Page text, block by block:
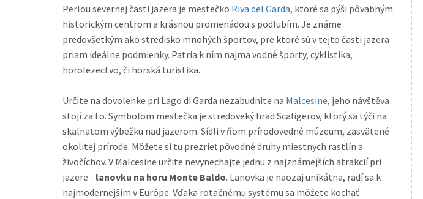
Perlou severnej časti jazera je mestečko Riva del Garda, ktoré sa pýši pôvabným
historickým centrom a krásnou promenádou s podlubím. Je známe
predovšetkým ako stredisko mnohých športov, pre ktoré sú v tejto časti jazera
priam ideálne podmienky. Patria k ním najmä vodné športy, cyklistika,
horolezectvo, či horská turistika.
Určite na dovolenke pri Lago di Garda nezabudnite na Malcesine, jeho návštěva
stojí za to. Symbolom mestečka je stredoveký hrad Scaligerov, ktorý sa týči na
skalnatom výbežku nad jazerom. Sídli v ňom prírodovedné múzeum, zasvätené
okolitej prírode. Môžete si tu prezrieť pôvodné druhy miestnych rastlín a
živočíchov. V Malcesine určite nevynechajte jednu z najznámejších atrakcií pri
jazere - lanovku na horu Monte Baldo. Lanovka je naozaj unikátna, radí sa k
najmodernejším v Európe. Vďaka rotačnému systému sa môžete kochať